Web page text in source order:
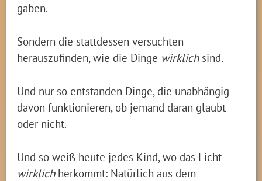
gaben.
Sondern die stattdessen versuchten
herauszufinden, wie die Dinge wirklichsind.
Und nur so entstanden Dinge, die unabhängig
davon funktionieren, ob jemand daran glaubt
oder nicht.
Und so weiß heute jedes Kind, wo das Licht
wirklichherkommt: Natürlich aus dem